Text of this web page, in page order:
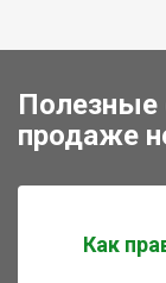
Полезные
продаже
Как